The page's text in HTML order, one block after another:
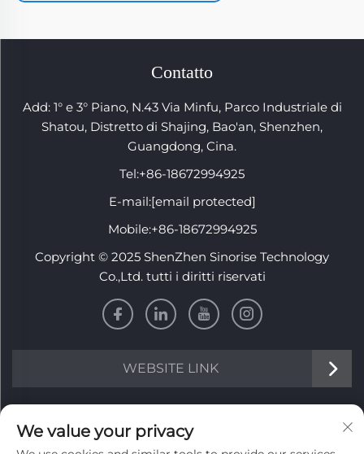
Contatto
Add: 1° e 3° Piano, N.43 Via Minfu, Parco Industriale di
Shatou, Distretto di Shajing, Bao'an, Shenzhen,
Guangdong, Cina.
Tel:+86-18672994925
E-mail:[email protected]
Mobile:+86-18672994925
Copyright © 2025 ShenZhen Sinorise Technology
Co.,Ltd. tutti i diritti riservati
WEBSITE LINK
INFORMATION
We value your privacy